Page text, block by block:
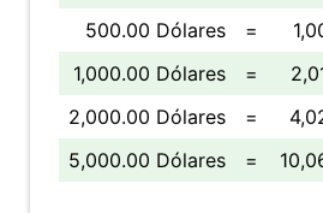
500.00 Dólares
=
1,000.00 Dólares
=
2,000.00 Dólares
=
5,000.00 Dólares
=